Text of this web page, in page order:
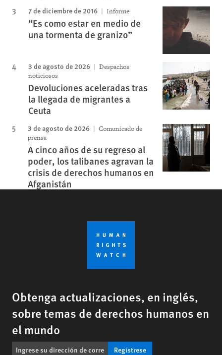
7 de diciembre de 2016 Informe
“Es como estar en medio de
una tormenta de granizo”
3 de agosto de 2026
Despachos
noticiosos
Devoluciones aceleradas tras
la llegada de migrantes a
Ceuta
3 de agosto de 2026
Comunicado de
prensa
A cinco años de su regreso al
poder, los talibanes agravan la
crisis de derechos humanos en
Afganistán
Obtenga actualizaciones, en inglés,
sobre temas de derechos humanos en
el mundo
Regístrese